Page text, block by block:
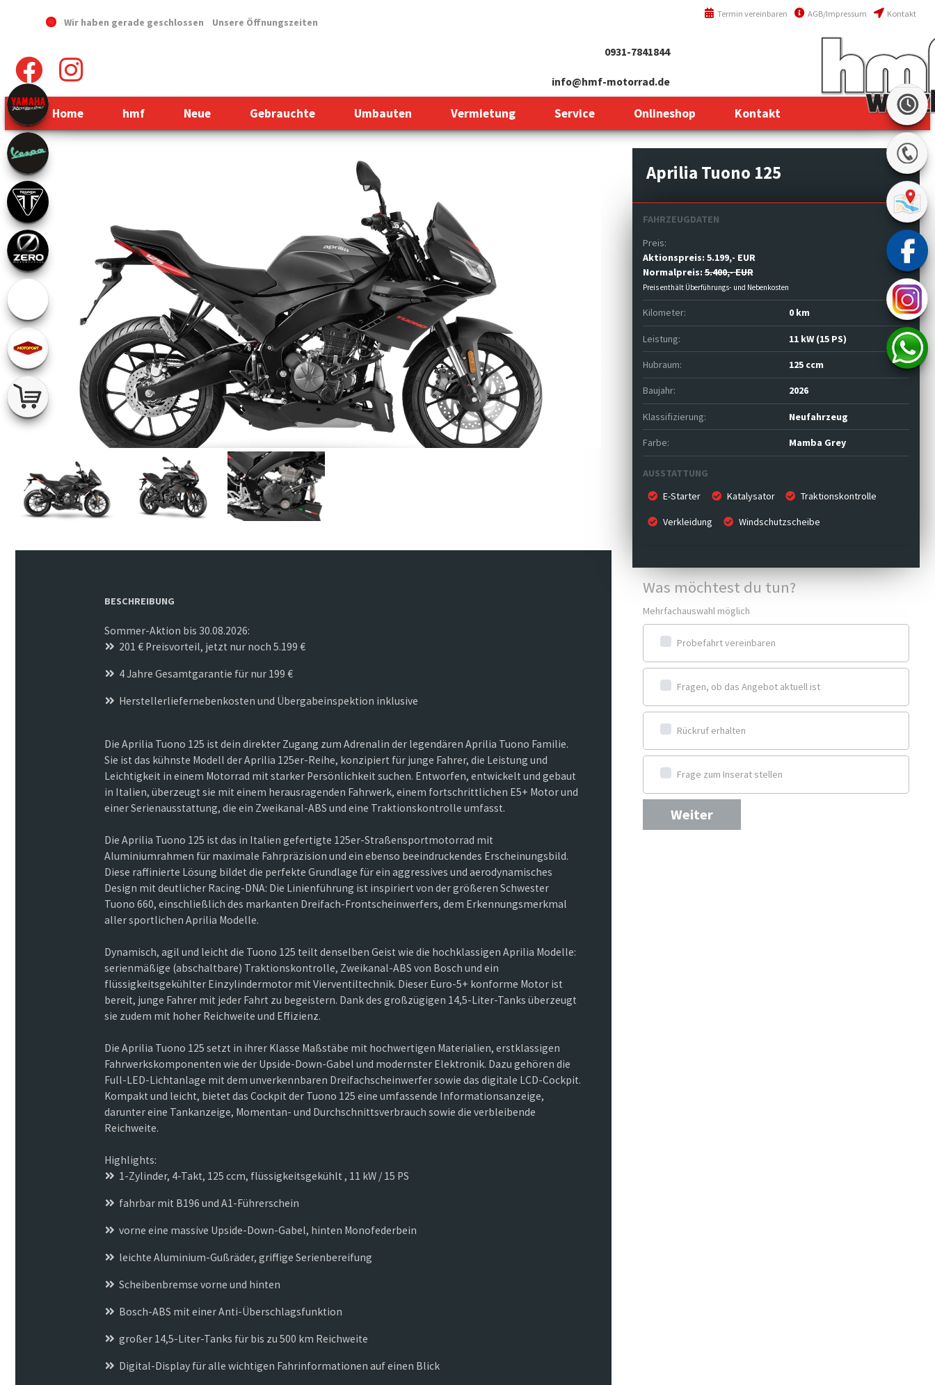
Wir haben gerade geschlossen Unsere Öffnungszeiten
Kontakt
AGB/Impressum
Termin vereinbaren
0931-7841844
info@hmf-motorrad.de
Home hmf Neue Gebrauchte Umbauten Vermietung Service Onlineshop Kontakt
Previous
BESCHREIBUNG
Sommer-Aktion bis 30.08.2026:
201 € Preisvorteil, jetzt nur noch 5.199 €
4 Jahre Gesamtgarantie für nur 199 €
Herstellerliefernebenkosten und Übergabeinspektion inklusive
Die Aprilia Tuono 125 ist dein direkter Zugang zum Adrenalin der legendären Aprilia Tuono Familie.
Sie ist das kühnste Modell der Aprilia 125er-Reihe, konzipiert für junge Fahrer, die Leistung und
Leichtigkeit in einem Motorrad mit starker Persönlichkeit suchen. Entworfen, entwickelt und gebaut
in Italien, überzeugt sie mit einem herausragenden Fahrwerk, einem fortschrittlichen E5+ Motor und
einer Serienausstattung, die ein Zweikanal-ABS und eine Traktionskontrolle umfasst.
Die Aprilia Tuono 125 ist das in Italien gefertigte 125er-Straßensportmotorrad mit
Aluminiumrahmen für maximale Fahrpräzision und ein ebenso beeindruckendes Erscheinungsbild.
Diese raffinierte Lösung bildet die perfekte Grundlage für ein aggressives und aerodynamisches
Design mit deutlicher Racing-DNA: Die Linienführung ist inspiriert von der größeren Schwester
Tuono 660, einschließlich des markanten Dreifach-Frontscheinwerfers, dem Erkennungsmerkmal
aller sportlichen Aprilia Modelle.
Dynamisch, agil und leicht die Tuono 125 teilt denselben Geist wie die hochklassigen Aprilia Modelle:
serienmäßige (abschaltbare) Traktionskontrolle, Zweikanal-ABS von Bosch und ein
flüssigkeitsgekühlter Einzylindermotor mit Vierventiltechnik. Dieser Euro-5+ konforme Motor ist
bereit, junge Fahrer mit jeder Fahrt zu begeistern. Dank des großzügigen 14,5-Liter-Tanks überzeugt
sie zudem mit hoher Reichweite und Effizienz.
Die Aprilia Tuono 125 setzt in ihrer Klasse Maßstäbe mit hochwertigen Materialien, erstklassigen
Fahrwerkskomponenten wie der Upside-Down-Gabel und modernster Elektronik. Dazu gehören die
Full-LED-Lichtanlage mit dem unverkennbaren Dreifachscheinwerfer sowie das digitale LCD-Cockpit.
Kompakt und leicht, bietet das Cockpit der Tuono 125 eine umfassende Informationsanzeige,
darunter eine Tankanzeige, Momentan- und Durchschnittsverbrauch sowie die verbleibende
Reichweite.
Highlights:
1-Zylinder, 4-Takt, 125 ccm, flüssigkeitsgekühlt , 11 kW / 15 PS
fahrbar mit B196 und A1-Führerschein
vorne eine massive Upside-Down-Gabel, hinten Monofederbein
leichte Aluminium-Gußräder, griffige Serienbereifung
Scheibenbremse vorne und hinten
Bosch-ABS mit einer Anti-Überschlagsfunktion
großer 14,5-Liter-Tanks für bis zu 500 km Reichweite
Digital-Display für alle wichtigen Fahrinformationen auf einen Blick
Aprilia Tuono 125
FAHRZEUGDATEN
Preis:
Aktionspreis: 5.199,- EUR
Normalpreis:5.400,- EUR
Preis enthält Überführungs- und Nebenkosten
Kilometer: 0 km
Leistung: 11 kW (15 PS)
Hubraum: 125 ccm
Baujahr: 2026
Klassifizierung: Neufahrzeug
Farbe: Mamba Grey
AUSSTATTUNG
E-Starter
Katalysator Traktionskontrolle
Verkleidung Windschutzscheibe
Was möchtest du tun?
Mehrfachauswahl möglich
Probefahrt vereinbaren
Fragen, ob das Angebot aktuell ist
Rückruf erhalten
Frage zum Inserat stellen
Weiter